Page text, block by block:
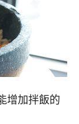
增加拌飯的